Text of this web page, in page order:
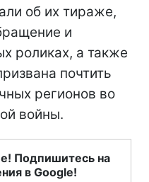
об их тираже,
и
роликах, а также
почтить
регионов во
войны.
Подпишитесь на
в Google!